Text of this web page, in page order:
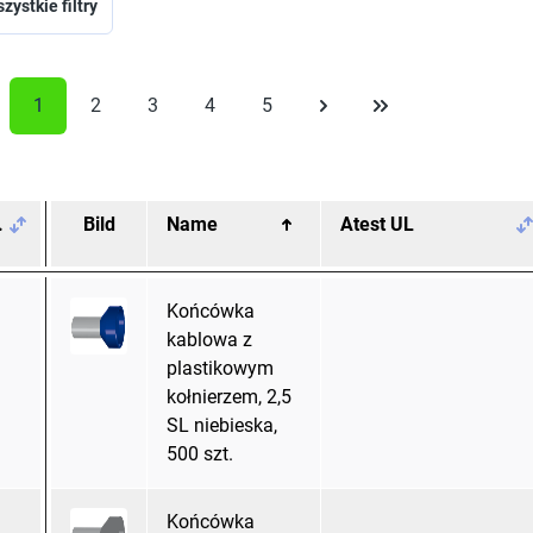
filtry
1 2 3 4 5
Bild Name Atest UL
Końcówka
kablowa z
plastikowym
kołnierzem, 2,5
SL niebieska,
500 szt.
Końcówka